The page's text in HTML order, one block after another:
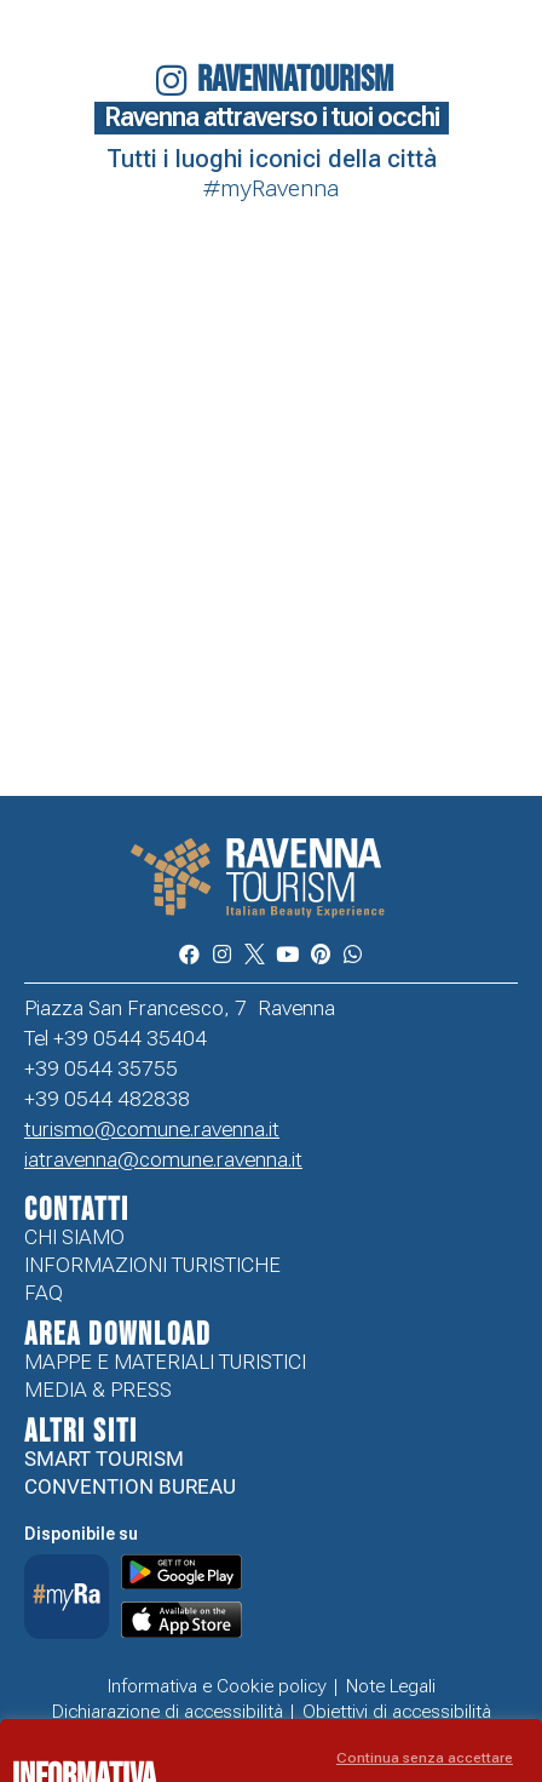
RAVENNATOURISM
Ravenna attraverso i tuoi occhi
Tutti i luoghi iconici della città
#myRavenna
Piazza San Francesco, 7 Ravenna
Tel +39 0544 35404
+39 0544 35755
+39 0544 482838
turismo@comune.ravenna.it
iatravenna@comune.ravenna.it
CONTATTI
CHI SIAMO
INFORMAZIONI TURISTICHE
FAQ
Area Download
MAPPE E MATERIALI TURISTICI
MEDIA & PRESS
ALTRI SITI
SMART TOURISM
CONVENTION BUREAU
Disponibile su
Informativa e Cookie policy
Note Legali
Dichiarazione di accessibilità
Obiettivi di accessibilità
Continua senza accettare